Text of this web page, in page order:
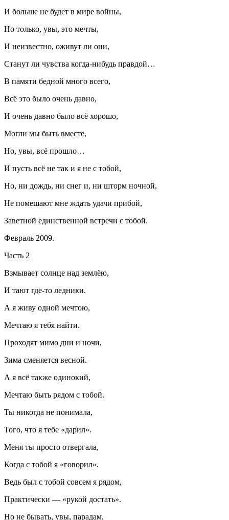
И больше не будет в мире войны,
Но только, увы, это мечты,
И неизвестно, оживут ли они,
Станут ли чувства когда-нибудь правдой…
В памяти бедной много всего,
Всё это было очень давно,
И очень давно было всё хорошо,
Могли мы быть вместе,
Но, увы, всё прошло…
И пусть всё не так и я не с тобой,
Но, ни дождь, ни снег и, ни шторм ночной,
Не помешают мне ждать удачи прибой,
Заветной единственной встречи с тобой.
Февраль 2009.
Часть 2
Взмывает солнце над землёю,
И тают где-то ледники.
А я живу одной мечтою,
Мечтаю я тебя найти.
Проходят мимо дни и ночи,
Зима сменяется весной.
А я всё также одинокий,
Мечтаю быть рядом с тобой.
Ты никогда не понимала,
Того, что я тебе «дарил».
Меня ты просто отвергала,
Когда с тобой я «говорил».
Ведь был с тобой совсем я рядом,
Практически — «рукой достать».
Но не бывать, увы, парадам,